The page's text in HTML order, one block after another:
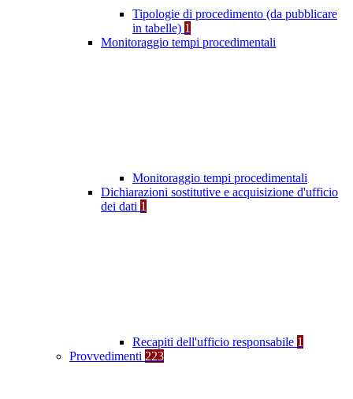
Tipologie di procedimento (da pubblicare
in tabelle) 1
Monitoraggio tempi procedimentali
Monitoraggio tempi procedimentali
Dichiarazioni sostitutive e acquisizione d'ufficio
dei dati 1
Recapiti dell'ufficio responsabile 1
Provvedimenti 223